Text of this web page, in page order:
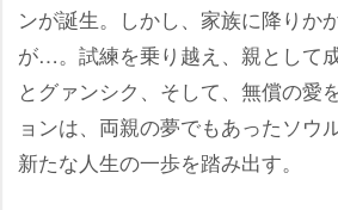
ンが誕生。しかし、家族に降りか
が…。試練を乗り越え、親として
とグァンシク、そして、無償の愛
ョンは、両親の夢でもあったソウ
新たな人生の一歩を踏み出す。